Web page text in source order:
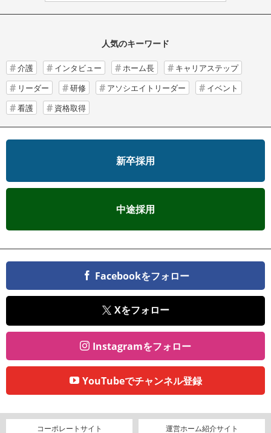
人気のキーワード
介護 インタビュー ホーム長
キャリアステップ
リーダー
研修 アソシエイトリーダー
イベント
看護
資格取得
新卒採用
中途採用
Facebookをフォロー
Xをフォロー
Instagramをフォロー
YouTubeでチャンネル登録
コーポレートサイト 運営ホーム紹介サイト